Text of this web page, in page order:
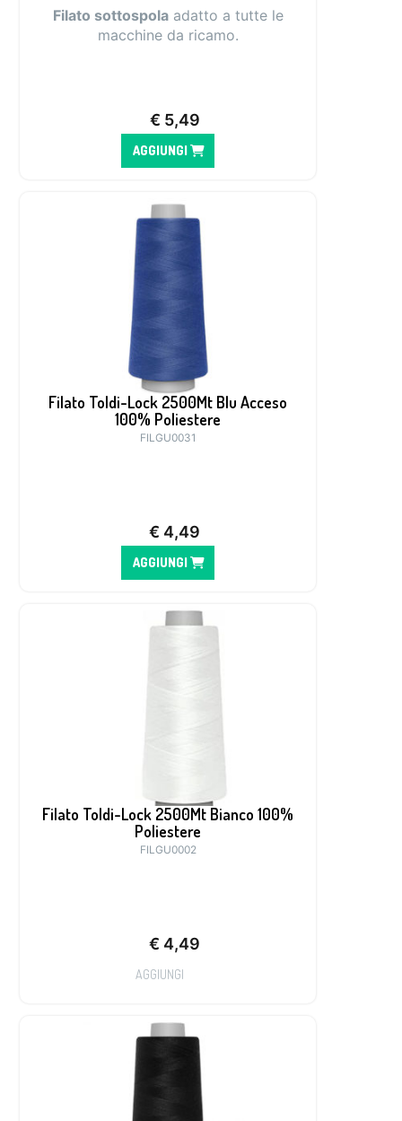
Filato sottospolaadatto a tutte le
macchine da ricamo.
€ 5,49
AGGIUNGI
Filato Toldi-Lock 2500Mt Blu Acceso
100% Poliestere
FILGU0031
€ 4,49
AGGIUNGI
Filato Toldi-Lock 2500Mt Bianco 100%
Poliestere
FILGU0002
€ 4,49
AGGIUNGI